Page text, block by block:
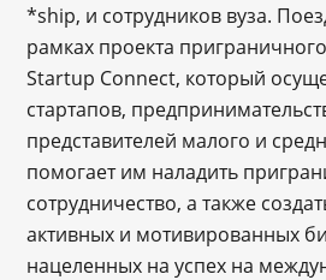
*ship, и сотрудников вуза.
рамках проекта
Startup Connect, который
стартапов,
представителей малого и
помогает им наладить
сотрудничество, а также
активных и мотивированных
нацеленных на успех на